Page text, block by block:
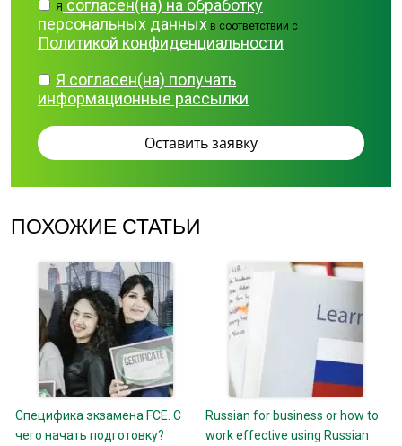
Я согласен(на) на обработку
персональных данных в соответствии с
Политикой конфиденциальности
Я согласен(на) получать
информационные рассылки
ПОХОЖИЕ СТАТЬИ
Специфика экзамена FCE. С
чего начать подготовку?
Russian for business or how to
work effective using Russian